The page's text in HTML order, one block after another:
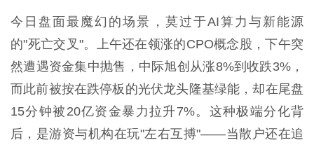
今日盘面最魔幻的场景，莫过于AI算力与新能源
的"死亡交叉"。上午还在领涨的CPO概念股，下午突
然遭遇资金集中抛售，中际旭创从涨8%到收跌3%，
而此前被按在跌停板的光伏龙头隆基绿能，却在尾盘
15分钟被20亿资金暴力拉升7%。这种极端分化背
后，是游资与机构在玩"左右互搏"——当散户还在追